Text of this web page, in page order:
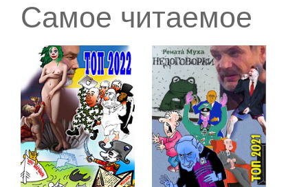
Самое читаемое